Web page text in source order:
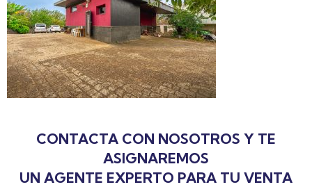
CONTACTA CON NOSOTROS Y TE
ASIGNAREMOS
UN AGENTE EXPERTO PARA TU VENTA